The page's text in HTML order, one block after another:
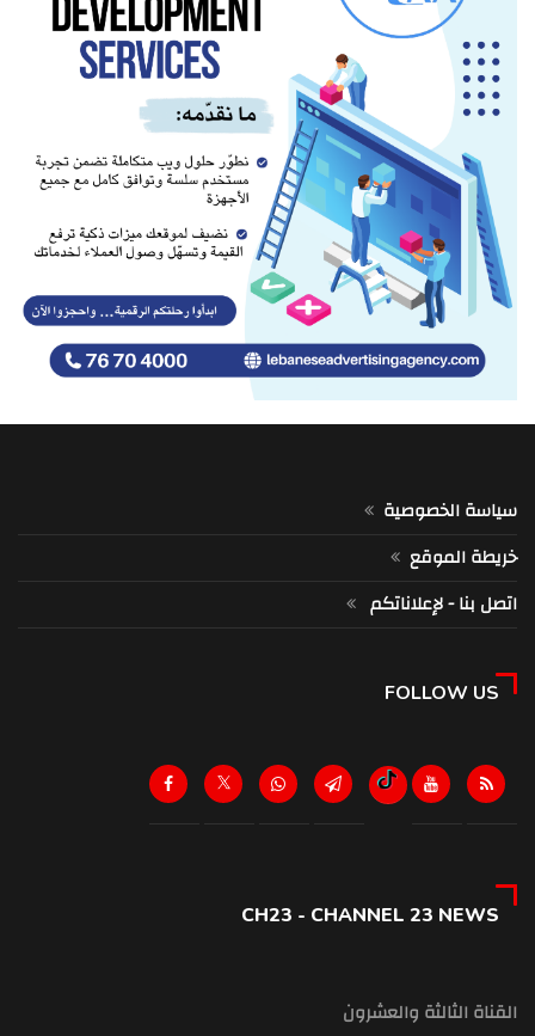
سياسة الخصوصية
خريطة الموقع
اتصل بنا - لإعلاناتكم
FOLLOW US
CH23 - CHANNEL 23 NEWS
القناة الثالثة والعشرون